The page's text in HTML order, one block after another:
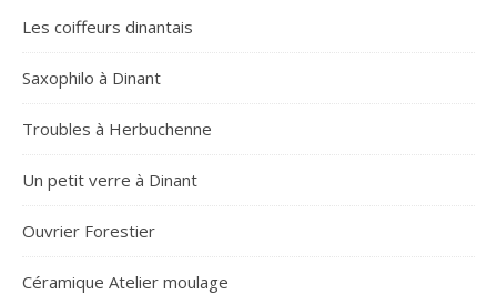
Les coiffeurs dinantais
Saxophilo à Dinant
Troubles à Herbuchenne
Un petit verre à Dinant
Ouvrier Forestier
Céramique Atelier moulage